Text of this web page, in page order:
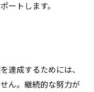
ートします。
達成するためには、
ん。継続的な努力が